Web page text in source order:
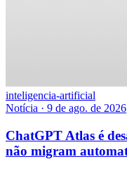
inteligencia-artificial
Notícia · 9 de ago. de 2026
ChatGPT Atlas é
não migram